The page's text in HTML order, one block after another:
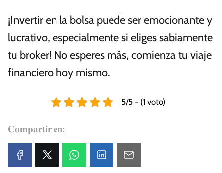
¡Invertir en la bolsa puede ser emocionante y
lucrativo, especialmente si eliges sabiamente
tu broker! No esperes más, comienza tu viaje
financiero hoy mismo.
5/5 - (1 voto)
𝐂𝐨𝐦𝐩𝐚𝐫𝐭𝐢𝐫 𝐞𝐧: